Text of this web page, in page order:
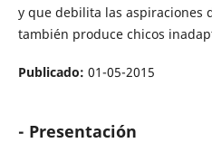
y que debilita las aspiraciones
también produce chicos
Publicado: 01-05-2015
- Presentación